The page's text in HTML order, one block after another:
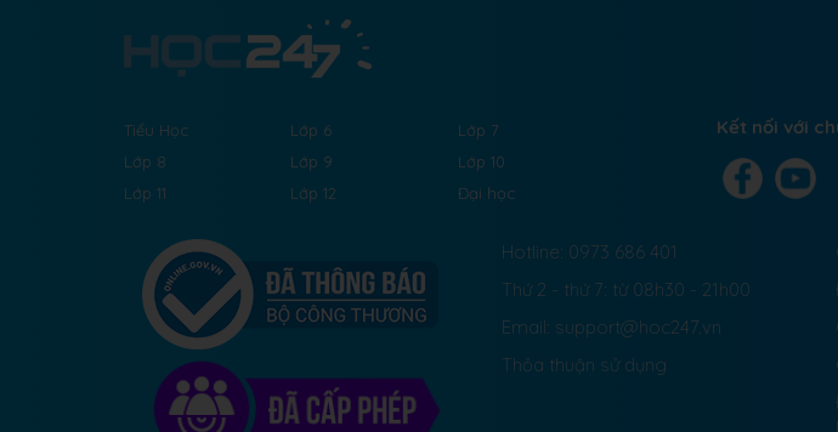
Tiểu Học Lớp 6
Lớp 7
Lớp 8
Lớp 9
Lớp 10
Lớp 11
Lớp 12 Đại học
Kết nối với
Hotline: 0973 686 401
Thứ 2 - thứ 7: từ 08h30 - 21h00
Email: support@hoc247.vn
Thỏa thuận sử dụng